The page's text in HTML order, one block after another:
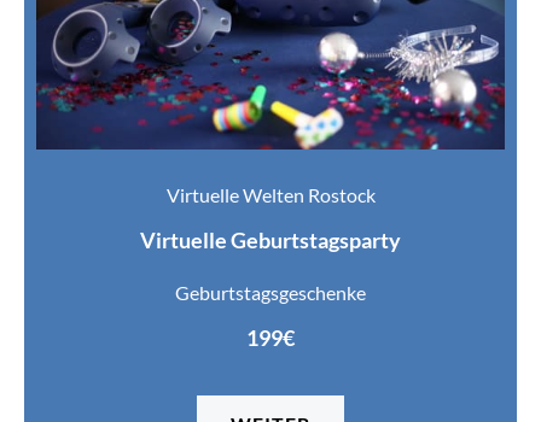
Virtuelle Welten Rostock
Virtuelle Geburtstagsparty
Geburtstagsgeschenke
199€